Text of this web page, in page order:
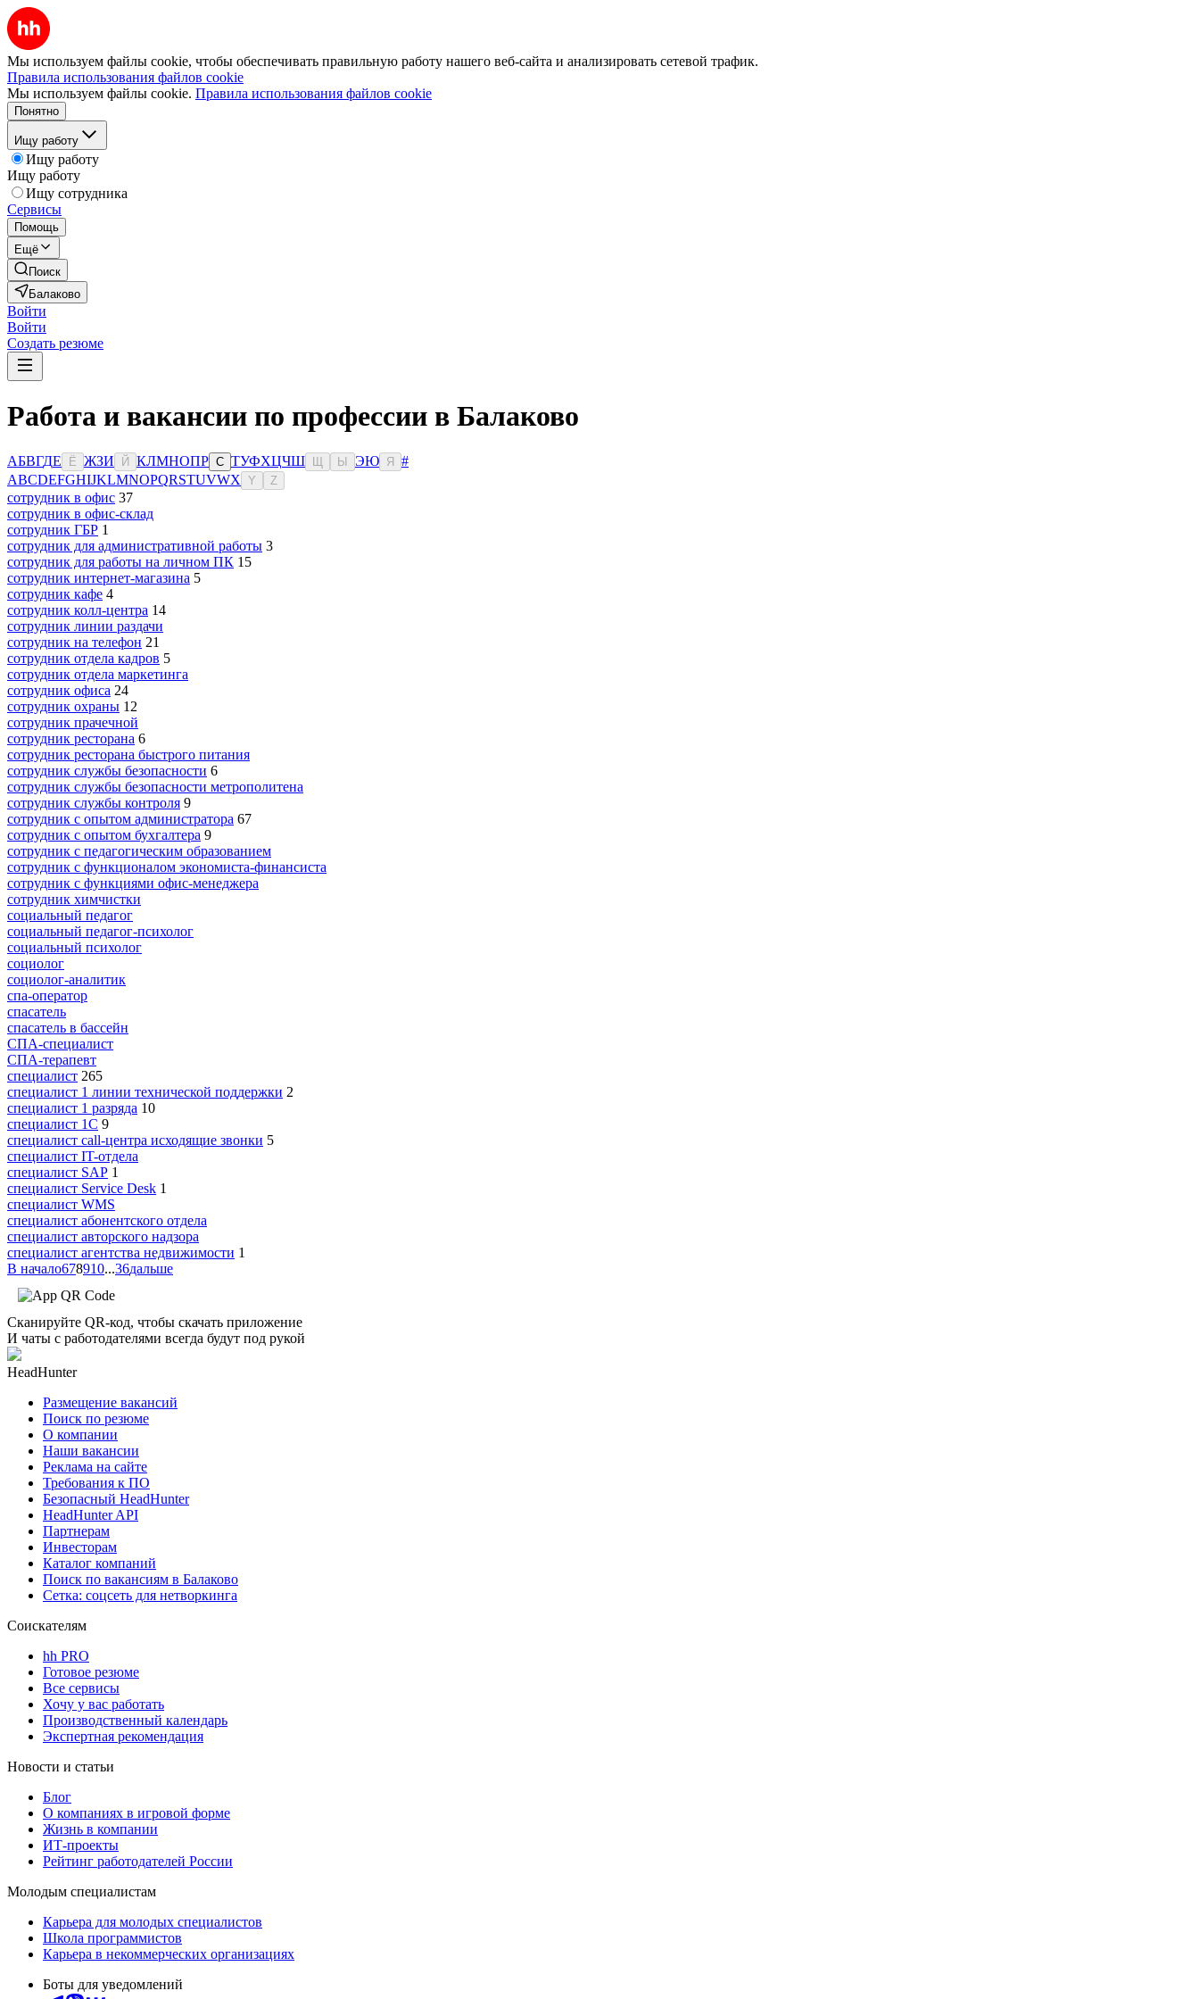
Мы используем файлы cookie, чтобы обеспечивать правильную работу нашего веб-сайта и анализировать сетевой трафик.
Правила использования файлов cookie
Мы используем файлы cookie. Правила использования файлов cookie
Понятно
Ищу работу
Ищу работу
Ищу работу
Ищу сотрудника
Сервисы
Помощь
Ещё
Поиск
Балаково
Войти
Войти
Создать резюме
Работа и вакансии по профессии в Балаково
АБВГДЕ Ё ЖЗИ Й КЛМНОПР С ТУФХЦЧШ Ы ЭЮ Я
#
ABCDEFGHIJKLMNOPQRSTUVWX Y Z
сотрудник в офис 37
сотрудник в офис-склад
сотрудник ГБР 1
сотрудник для административной работы 3
сотрудник для работы на личном ПК 15
сотрудник интернет-магазина 5
сотрудник кафе 4
сотрудник колл-центра 14
сотрудник линии раздачи
сотрудник на телефон 21
сотрудник отдела кадров 5
сотрудник отдела маркетинга
сотрудник офиса 24
сотрудник охраны 12
сотрудник прачечной
сотрудник ресторана 6
сотрудник ресторана быстрого питания
сотрудник службы безопасности 6
сотрудник службы безопасности метрополитена
сотрудник службы контроля 9
сотрудник с опытом администратора 67
сотрудник с опытом бухгалтера 9
сотрудник с педагогическим образованием
сотрудник с функционалом экономиста-финансиста
сотрудник с функциями офис-менеджера
сотрудник химчистки
социальный педагог
социальный педагог-психолог
социальный психолог
социолог
социолог-аналитик
спа-оператор
спасатель
спасатель в бассейн
СПА-специалист
СПА-терапевт
специалист 265
специалист 1 линии технической поддержки 2
специалист 1 разряда 10
специалист 1С 9
специалист call-центра исходящие звонки 5
специалист IT-отдела
специалист SAP 1
специалист Service Desk 1
специалист WMS
специалист абонентского отдела
специалист авторского надзора
специалист агентства недвижимости 1
В начало678910...36дальше
Сканируйте QR-код, чтобы скачать приложение
И чаты с работодателями всегда будут под рукой
HeadHunter
Размещение вакансий
Поиск по резюме
О компании
Наши вакансии
Реклама на сайте
Требования к ПО
Безопасный HeadHunter
HeadHunter API
Партнерам
Инвесторам
Каталог компаний
Поиск по вакансиям в Балаково
Сетка: соцсеть для нетворкинга
Соискателям
hh PRO
Готовое резюме
Все сервисы
Хочу у вас работать
Производственный календарь
Экспертная рекомендация
Новости и статьи
Блог
О компаниях в игровой форме
Жизнь в компании
ИТ-проекты
Рейтинг работодателей России
Молодым специалистам
Карьера для молодых специалистов
Школа программистов
Карьера в некоммерческих организациях
Боты для уведомлений